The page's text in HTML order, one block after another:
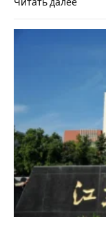
Читать далее